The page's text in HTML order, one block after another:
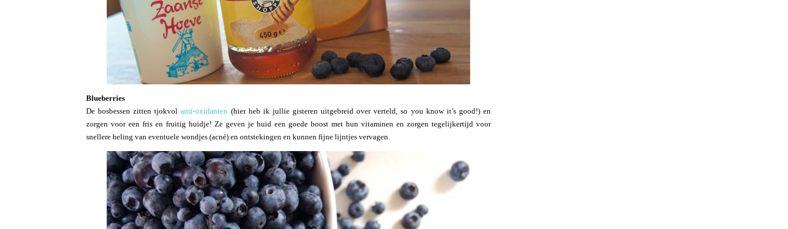
Blueberries
De bosbessen zitten tjokvolanti-oxidanten (hier heb ik jullie gisteren uitgebreid over verteld, so you know it’s good!) en
zorgen voor een fris en fruitig huidje! Ze geven je huid een goede boost met hun vitaminen en zorgen tegelijkertijd voor
snellere heling van eventuele wondjes (acné) en ontstekingen en kunnen fijne lijntjes vervagen.